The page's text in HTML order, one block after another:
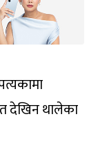
देखिन थालेका